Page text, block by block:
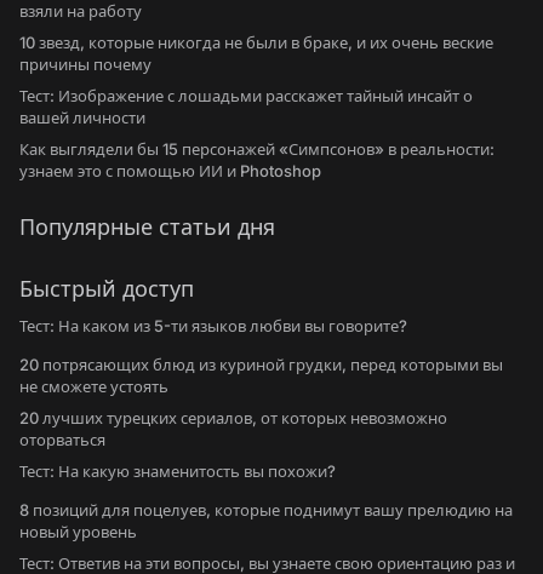
взяли на работу
10 звезд, которые никогда не были в браке, и их очень веские
причины почему
Тест: Изображение с лошадьми расскажет тайный инсайт о
вашей личности
Как выглядели бы 15 персонажей «Симпсонов» в реальности:
узнаем это с помощью ИИ и Photoshop
Популярные статьи дня
Быстрый доступ
Тест: На каком из 5-ти языков любви вы говорите?
20 потрясающих блюд из куриной грудки, перед которыми вы
не сможете устоять
20 лучших турецких сериалов, от которых невозможно
оторваться
Тест: На какую знаменитость вы похожи?
8 позиций для поцелуев, которые поднимут вашу прелюдию на
новый уровень
Тест: Ответив на эти вопросы, вы узнаете свою ориентацию раз и